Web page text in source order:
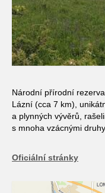
Národní přírodní
Lázní (cca 7 km),
a plynných vývěrů,
s mnoha vzácnými druhy.
Oficiální stránky